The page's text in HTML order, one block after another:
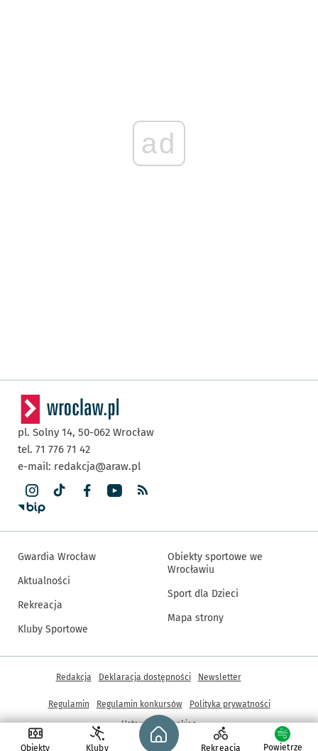
ad
Obiekty Kluby
Strona główna - wroclaw.pl
Rekreacja Powietrze
pl. Solny 14, 50-062 Wrocław
tel. 71 776 71 42
e-mail: redakcja@araw.pl
Gwardia Wrocław
Aktualności
Rekreacja
Kluby Sportowe
Obiekty sportowe we
Wrocławiu
Sport dla Dzieci
Mapa strony
Inne informacje
Redakcja Deklaracja dostępności Newsletter
Regulamin Regulamin konkursów
Polityka prywatności
Ustawienia cookies